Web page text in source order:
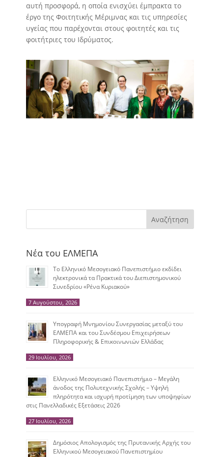
αυτή προσφορά, η οποία ενισχύει έμπρακτα το
έργο της Φοιτητικής Μέριμνας και τις υπηρεσίες
υγείας που παρέχονται στους φοιτητές και τις
φοιτήτριες του Ιδρύματος.
Αναζήτηση
Νέα του ΕΛΜΕΠΑ
Το Ελληνικό Μεσογειακό Πανεπιστήμιο εκδίδει
ηλεκτρονικά τα Πρακτικά του Διεπιστημονικού
Συνεδρίου «Ρένα Κυριακού»
7 Αυγούστου, 2026
Υπογραφή Μνημονίου Συνεργασίας μεταξύ του
ΕΛΜΕΠΑ και του Συνδέσμου Επιχειρήσεων
Πληροφορικής & Επικοινωνιών Ελλάδας
29 Ιουλίου, 2026
Ελληνικό Μεσογειακό Πανεπιστήμιο – Μεγάλη
άνοδος της Πολυτεχνικής Σχολής – Υψηλή
πληρότητα και ισχυρή προτίμηση των υποψηφίων
στις Πανελλαδικές Εξετάσεις 2026
27 Ιουλίου, 2026
Δημόσιος Απολογισμός της Πρυτανικής Αρχής του
Ελληνικού Μεσογειακού Πανεπιστημίου